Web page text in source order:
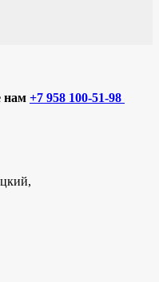
нам +7 958 100-51-98